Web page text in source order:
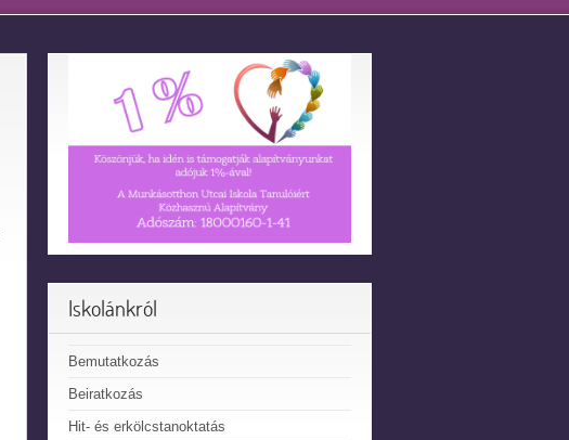
Iskolánkról
Bemutatkozás
Beiratkozás
Hit- és erkölcstanoktatás